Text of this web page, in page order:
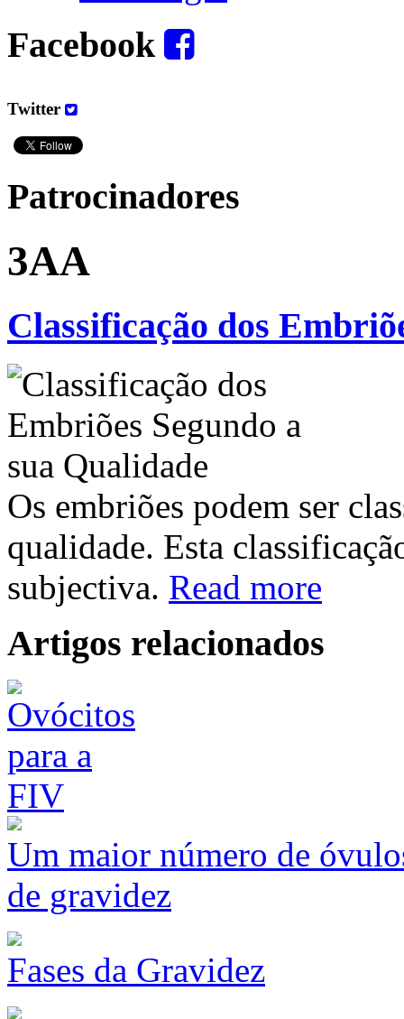
Facebook
Twitter
Patrocinadores
3AA
Classificação dos
Os embriões podem ser
qualidade. Esta
subjectiva. Read more
Artigos relacionados
Um maior número de
de gravidez
Fases da Gravidez